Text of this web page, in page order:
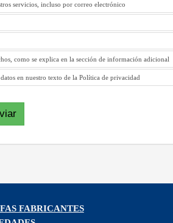
servicios, incluso por correo electrónico
como se explica en la sección de información adicional
en nuestro texto de la Política de privacidad
FABRICANTES